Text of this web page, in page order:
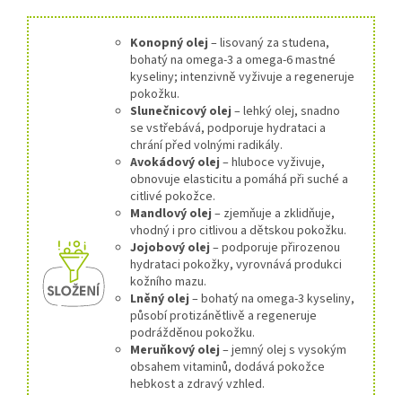
Konopný olej – lisovaný za studena,
bohatý na omega-3 a omega-6 mastné
kyseliny; intenzivně vyživuje a regeneruje
pokožku.
Slunečnicový olej – lehký olej, snadno
se vstřebává, podporuje hydrataci a
chrání před volnými radikály.
Avokádový olej – hluboce vyživuje,
obnovuje elasticitu a pomáhá při suché a
citlivé pokožce.
Mandlový olej – zjemňuje a zklidňuje,
vhodný i pro citlivou a dětskou pokožku.
Jojobový olej – podporuje přirozenou
hydrataci pokožky, vyrovnává produkci
kožního mazu.
Lněný olej – bohatý na omega-3 kyseliny,
působí protizánětlivě a regeneruje
podrážděnou pokožku.
Meruňkový olej – jemný olej s vysokým
obsahem vitaminů, dodává pokožce
hebkost a zdravý vzhled.